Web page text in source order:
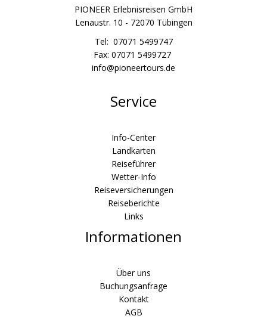
PIONEER Erlebnisreisen GmbH
Lenaustr. 10 - 72070 Tübingen
Tel: 07071 5499747
Fax: 07071 5499727
info@pioneertours.de
Service
Info-Center
Landkarten
Reiseführer
Wetter-Info
Reiseversicherungen
Reiseberichte
Links
Informationen
Über uns
Buchungsanfrage
Kontakt
AGB